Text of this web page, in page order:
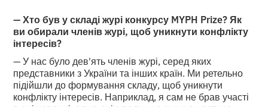
— Хто був у складі журі конкурсу MYPH Prize? Як
ви обирали членів журі, щоб уникнути конфлікту
інтересів?
— У нас було дев'ять членів журі, серед яких
представники з України та інших країн. Ми ретельно
підійшли до формування складу, щоб уникнути
конфлікту інтересів. Наприклад, я сам не брав участі